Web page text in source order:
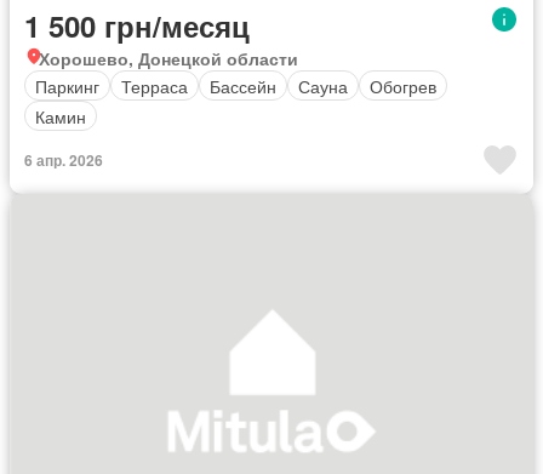
1 500 грн/месяц
Хорошево, Донецкой области
Паркинг
Терраса Бассейн Сауна
Обогрев
Камин
6 апр. 2026